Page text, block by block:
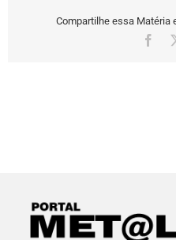
Compartilhe essa Matéria